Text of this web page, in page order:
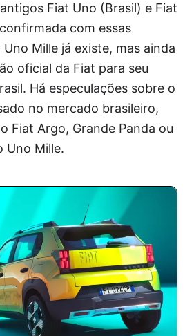
Fiat Uno (Brasil) e Fiat
com essas
Mille já existe, mas ainda
oficial da Fiat para seu
Há especulações sobre o
no mercado brasileiro,
Fiat Argo, Grande Panda ou
Uno Mille.